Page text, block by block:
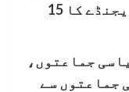
ہے، سندھ دراصل ملکی سیاسی ایجنڈے کا 15
جماعتوں،
جماعتوں سے